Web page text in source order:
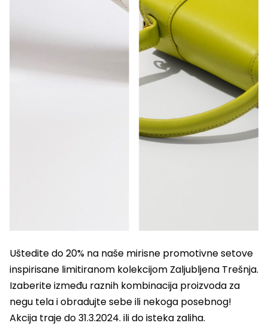
Uštedite do 20% na naše mirisne promotivne setove
inspirisane limitiranom kolekcijom Zaljubljena Trešnja.
Izaberite između raznih kombinacija proizvoda za
negu tela i obradujte sebe ili nekoga posebnog!
Akcija traje do 31.3.2024. ili do isteka zaliha.